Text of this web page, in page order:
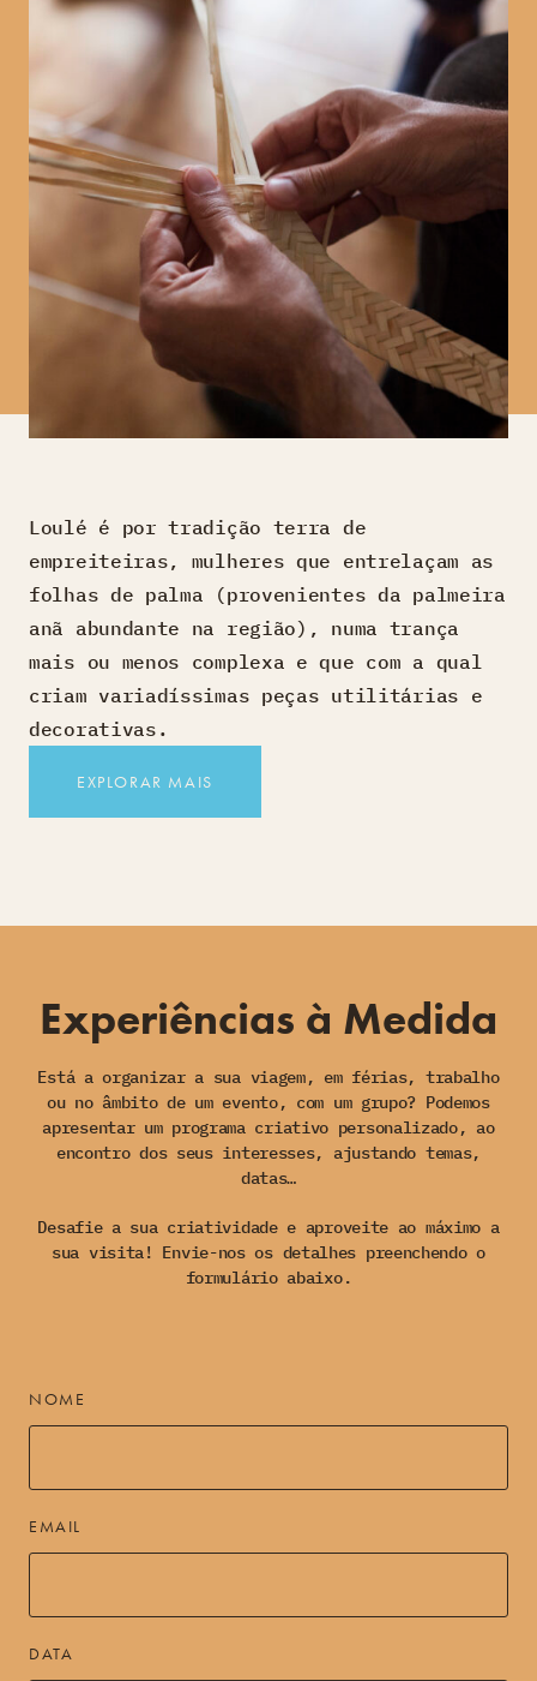
Loulé é por tradição terra de
empreiteiras, mulheres que entrelaçam as
folhas de palma (provenientes da palmeira
anã abundante na região), numa trança
mais ou menos complexa e que com a qual
criam variadíssimas peças utilitárias e
decorativas.
EXPLORAR MAIS
Experiências à Medida
Está a organizar a sua viagem, em férias, trabalho
ou no âmbito de um evento, com um grupo? Podemos
apresentar um programa criativo personalizado, ao
encontro dos seus interesses, ajustando temas,
datas…
Desafie a sua criatividade e aproveite ao máximo a
sua visita! Envie-nos os detalhes preenchendo o
formulário abaixo.
NOME
EMAIL
DATA